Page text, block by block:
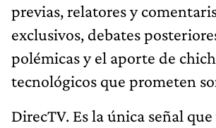
previas, relatores y
exclusivos, debates
polémicas y el aporte de
tecnológicos que prometen
DirecTV. Es la única señal